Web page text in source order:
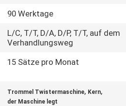
90 Werktage
L/C, T/T, D/A, D/P, T/T, auf dem
Verhandlungsweg
15 Sätze pro Monat
Trommel Twistermaschine, Kern,
der Maschine legt